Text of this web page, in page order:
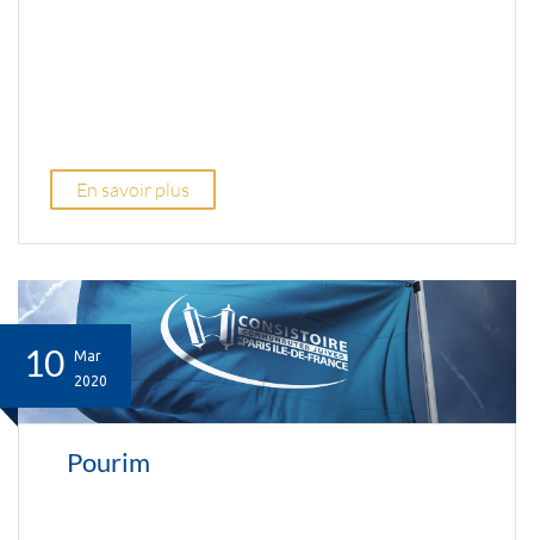
En savoir plus
Pourim
10
Mar
2020